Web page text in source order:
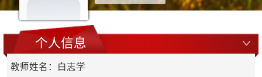
个人信息
教师姓名：白志学